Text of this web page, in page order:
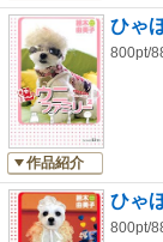
作品紹介
ひゃ
800pt/
ひゃ
800pt/